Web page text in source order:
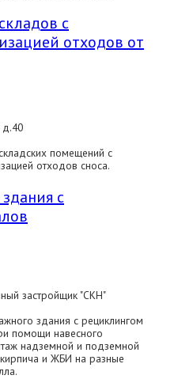
с
отходов от
помещений с
отходов сноса.
с
застройщик "СКН"
здания с рециклингом
помощи навесного
надземной и подземной
и ЖБИ на разные